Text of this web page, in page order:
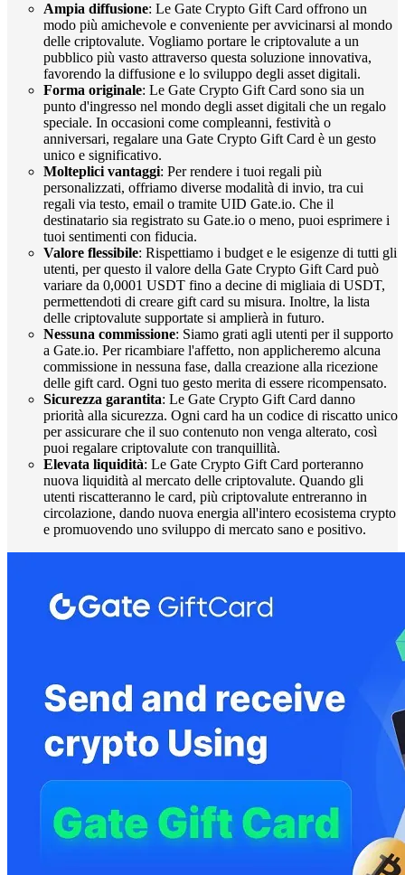
Ampia diffusione: Le Gate Crypto Gift Card offrono un
modo più amichevole e conveniente per avvicinarsi al mondo
delle criptovalute. Vogliamo portare le criptovalute a un
pubblico più vasto attraverso questa soluzione innovativa,
favorendo la diffusione e lo sviluppo degli asset digitali.
Forma originale: Le Gate Crypto Gift Card sono sia un
punto d'ingresso nel mondo degli asset digitali che un regalo
speciale. In occasioni come compleanni, festività o
anniversari, regalare una Gate Crypto Gift Card è un gesto
unico e significativo.
Molteplici vantaggi: Per rendere i tuoi regali più
personalizzati, offriamo diverse modalità di invio, tra cui
regali via testo, email o tramite UID Gate.io. Che il
destinatario sia registrato su Gate.io o meno, puoi esprimere i
tuoi sentimenti con fiducia.
Valore flessibile: Rispettiamo i budget e le esigenze di tutti gli
utenti, per questo il valore della Gate Crypto Gift Card può
variare da 0,0001 USDT fino a decine di migliaia di USDT,
permettendoti di creare gift card su misura. Inoltre, la lista
delle criptovalute supportate si amplierà in futuro.
Nessuna commissione: Siamo grati agli utenti per il supporto
a Gate.io. Per ricambiare l'affetto, non applicheremo alcuna
commissione in nessuna fase, dalla creazione alla ricezione
delle gift card. Ogni tuo gesto merita di essere ricompensato.
Sicurezza garantita: Le Gate Crypto Gift Card danno
priorità alla sicurezza. Ogni card ha un codice di riscatto unico
per assicurare che il suo contenuto non venga alterato, così
puoi regalare criptovalute con tranquillità.
Elevata liquidità: Le Gate Crypto Gift Card porteranno
nuova liquidità al mercato delle criptovalute. Quando gli
utenti riscatteranno le card, più criptovalute entreranno in
circolazione, dando nuova energia all'intero ecosistema crypto
e promuovendo uno sviluppo di mercato sano e positivo.